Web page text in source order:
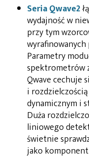
Seria Qwave2
wydajność w
przy tym
wyrafinowanych
Parametry
spektrometrów
Qwave cechuje
i
dynamicznym i
Duża
liniowego
świetnie
jako